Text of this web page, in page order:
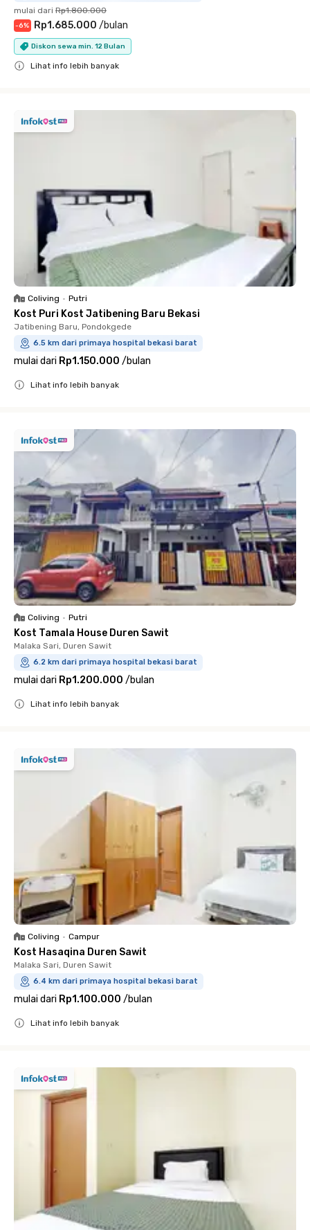
mulai dari Rp1.800.000
-6% Rp1.685.000 /bulan
Diskon sewa min. 12 Bulan
Lihat info lebih banyak
Coliving • Putri
Kost Puri Kost Jatibening Baru Bekasi
Jatibening Baru, Pondokgede
6.5 km dari primaya hospital bekasi barat
mulai dari Rp1.150.000 /bulan
Lihat info lebih banyak
Coliving • Putri
Kost Tamala House Duren Sawit
Malaka Sari, Duren Sawit
6.2 km dari primaya hospital bekasi barat
mulai dari Rp1.200.000 /bulan
Lihat info lebih banyak
Coliving • Campur
Kost Hasaqina Duren Sawit
Malaka Sari, Duren Sawit
6.4 km dari primaya hospital bekasi barat
mulai dari Rp1.100.000 /bulan
Lihat info lebih banyak